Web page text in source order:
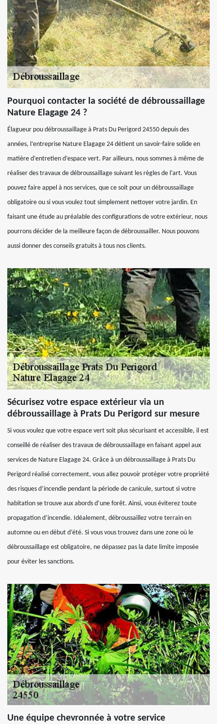
Pourquoi contacter la société de débroussaillage
Nature Elagage 24 ?
Élagueur pou débroussaillage à Prats Du Perigord 24550 depuis des
années, l’entreprise Nature Elagage 24 détient un savoir-faire solide en
matière d’entretien d’espace vert. Par ailleurs, nous sommes à même de
réaliser des travaux de débroussaillage suivant les règles de l’art. Vous
pouvez faire appel à nos services, que ce soit pour un débroussaillage
obligatoire ou si vous voulez tout simplement nettoyer votre jardin. En
faisant une étude au préalable des configurations de votre extérieur, nous
pourrons décider de la meilleure façon de débroussailler. Nous pouvons
aussi donner des conseils gratuits à tous nos clients.
Sécurisez votre espace extérieur via un
débroussaillage à Prats Du Perigord sur mesure
Si vous voulez que votre espace vert soit plus sécurisant et accessible, il est
conseillé de réaliser des travaux de débroussaillage en faisant appel aux
services de Nature Elagage 24. Grâce à un débroussaillage à Prats Du
Perigord réalisé correctement, vous allez pouvoir protéger votre propriété
des risques d’incendie pendant la période de canicule, surtout si votre
habitation se trouve aux abords d’une forêt. Ainsi, vous éviterez toute
propagation d’incendie. Idéalement, débroussaillez votre terrain en
automne ou en début d’été. Si vous vous trouvez dans une zone où le
débroussaillage est obligatoire, ne dépassez pas la date limite imposée
pour éviter les sanctions.
Une équipe chevronnée à votre service